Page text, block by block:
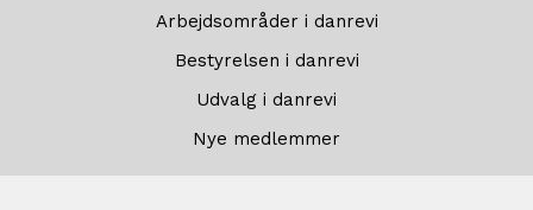
Arbejdsområder i danrevi
Bestyrelsen i danrevi
Udvalg i danrevi
Nye medlemmer